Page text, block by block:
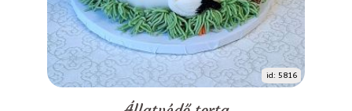
id: 5816